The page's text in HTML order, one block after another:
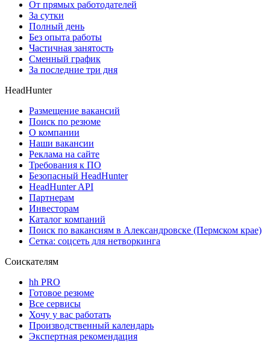
От прямых работодателей
За сутки
Полный день
Без опыта работы
Частичная занятость
Сменный график
За последние три дня
HeadHunter
Размещение вакансий
Поиск по резюме
О компании
Наши вакансии
Реклама на сайте
Требования к ПО
Безопасный HeadHunter
HeadHunter API
Партнерам
Инвесторам
Каталог компаний
Поиск по вакансиям в Александровске (Пермском крае)
Сетка: соцсеть для нетворкинга
Соискателям
hh PRO
Готовое резюме
Все сервисы
Хочу у вас работать
Производственный календарь
Экспертная рекомендация